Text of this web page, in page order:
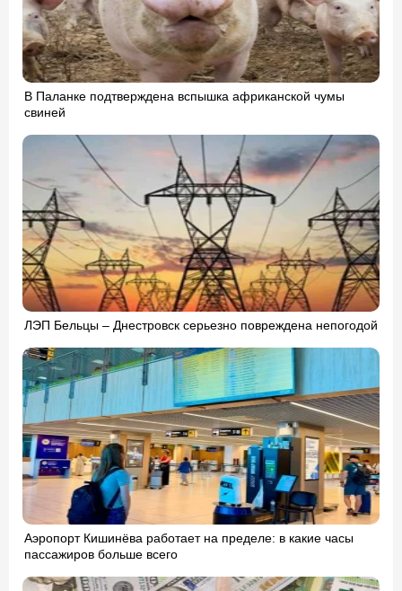
В Паланке подтверждена вспышка африканской чумы
свиней
ЛЭП Бельцы – Днестровск серьезно повреждена непогодой
Аэропорт Кишинёва работает на пределе: в какие часы
пассажиров больше всего